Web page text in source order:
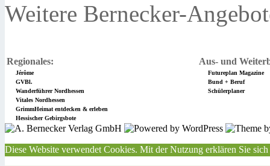
Weitere Bernecker-
Regionales: Aus- und
Jérôme
Futureplan Magazine
GVBl.
Bund + Beruf
Wanderführer Nordhessen
Schülerplaner
Vitales Nordhessen
GrimmHeimat entdecken & erleben
Hessischer Gebirgsbote
Diese Website verwendet Cookies. Mit der Nutzung erklären Sie